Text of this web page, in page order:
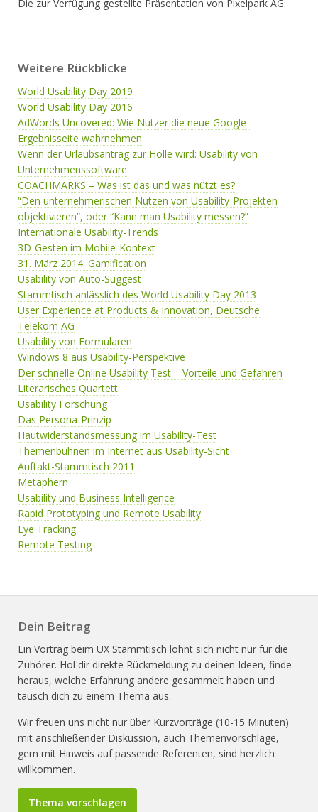
Die zur Verfügung gestellte Präsentation von Pixelpark AG:
Weitere Rückblicke
World Usability Day 2019
World Usability Day 2016
AdWords Uncovered: Wie Nutzer die neue Google-
Ergebnisseite wahrnehmen
Wenn der Urlaubsantrag zur Hölle wird: Usability von
Unternehmenssoftware
COACHMARKS – Was ist das und was nützt es?
“Den unternehmerischen Nutzen von Usability-Projekten
objektivieren”, oder “Kann man Usability messen?”
Internationale Usability-Trends
3D-Gesten im Mobile-Kontext
31. März 2014: Gamification
Usability von Auto-Suggest
Stammtisch anlässlich des World Usability Day 2013
User Experience at Products & Innovation, Deutsche
Telekom AG
Usability von Formularen
Windows 8 aus Usability-Perspektive
Der schnelle Online Usability Test – Vorteile und Gefahren
Literarisches Quartett
Usability Forschung
Das Persona-Prinzip
Hautwiderstandsmessung im Usability-Test
Themenbühnen im Internet aus Usability-Sicht
Auftakt-Stammtisch 2011
Metaphern
Usability und Business Intelligence
Rapid Prototyping und Remote Usability
Eye Tracking
Remote Testing
Dein Beitrag
Ein Vortrag beim UX Stammtisch lohnt sich nicht nur für die
Zuhörer. Hol dir direkte Rückmeldung zu deinen Ideen, finde
heraus, welche Erfahrung andere gesammelt haben und
tausch dich zu einem Thema aus.
Wir freuen uns nicht nur über Kurzvorträge (10-15 Minuten)
mit anschließender Diskussion, auch Themenvorschläge,
gern mit Hinweis auf passende Referenten, sind herzlich
willkommen.
Thema vorschlagen